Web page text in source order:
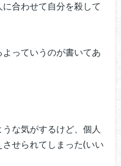
合わせて自分を殺して
っていうのが書いてあ
な気がするけど、個人
せられてしまった(いい